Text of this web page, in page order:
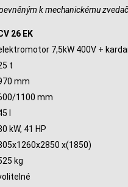
k mechanickému
26 EK
7,5kW 400V +
t
mm
1100 mm
l
kW, 41 HP
x(1850)
kg